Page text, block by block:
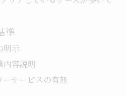
準
明示
内容説明
サービスの有無